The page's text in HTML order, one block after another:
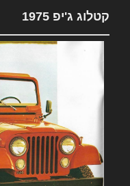
קטלוג ג'יפ 1975